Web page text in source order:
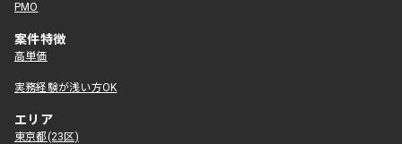
PMO
案件特徴
高単価
実務経験が浅い方OK
エリア
東京都(23区)